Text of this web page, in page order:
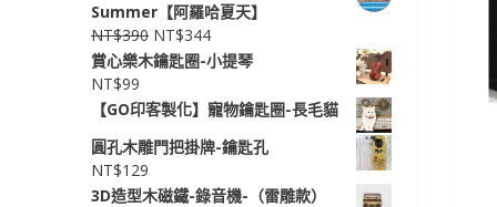
Summer【阿羅哈夏天】
NT$390 NT$344
賞心樂木鑰匙圈-小提琴
NT$99
【GO印客製化】寵物鑰匙圈-長毛貓
圓孔木雕門把掛牌-鑰匙孔
NT$129
3D造型木磁鐵-錄音機-（雷雕款）